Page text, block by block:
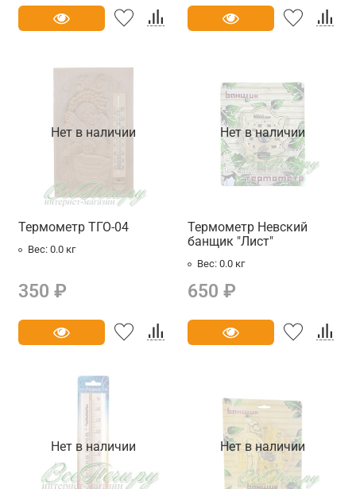
Нет в наличии
Термометр ТГО-04
Вес: 0.0 кг
350 ₽
Нет в наличии
Термометр Невский
банщик "Лист"
Вес: 0.0 кг
650 ₽
Нет в наличии Нет в наличии